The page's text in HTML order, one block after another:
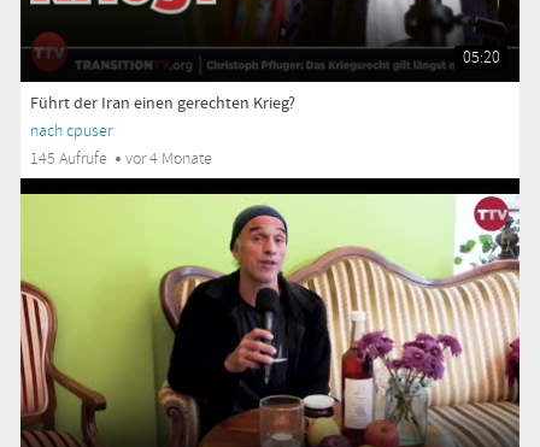
05:20
Führt der Iran einen gerechten Krieg?
nach cpuser
145 Aufrufe
vor 4 Monate